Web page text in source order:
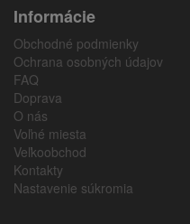
Informácie
Obchodné podmienky
Ochrana osobných údajov
FAQ
Doprava
O nás
Voľné miesta
Veľkoobchod
Kontakty
Nastavenie súkromia